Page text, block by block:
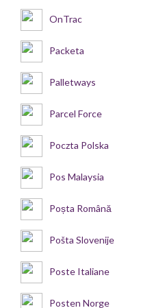
OnTrac
Packeta
Palletways
Parcel Force
Poczta Polska
Pos Malaysia
Poșta Română
Pošta Slovenije
Poste Italiane
Posten Norge